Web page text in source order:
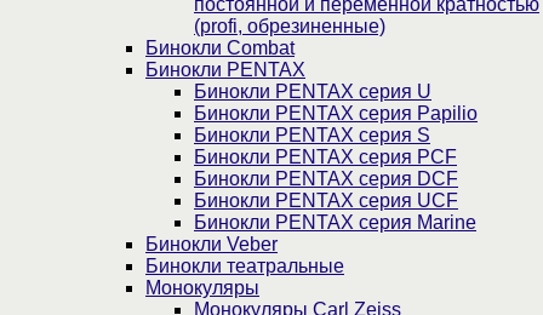
постоянной и переменной кратностью
(profi, обрезиненные)
Бинокли Combat
Бинокли PENTAX
Бинокли PENTAX серия U
Бинокли PENTAX серия Papilio
Бинокли PENTAX серия S
Бинокли PENTAX серия PCF
Бинокли PENTAX серия DCF
Бинокли PENTAX серия UCF
Бинокли PENTAX серия Marine
Бинокли Veber
Бинокли театральные
Монокуляры
Монокуляры Carl Zeiss